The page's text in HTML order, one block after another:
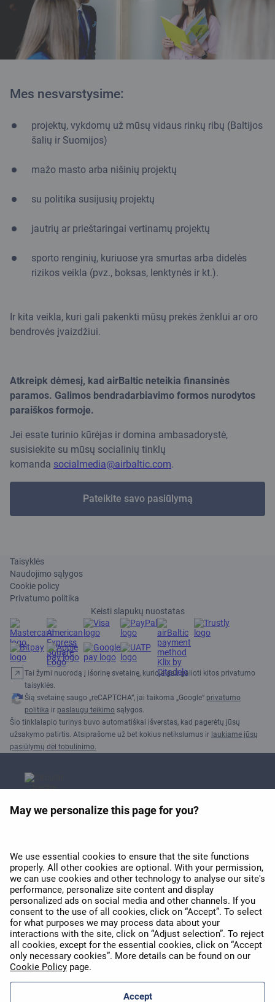
May we personalize this page for you?
We use essential cookies to ensure that the site functions
properly. All other cookies are optional. With your permission,
we can use cookies and other technology to analyse our site's
performance, personalize site content and display
personalized ads on social media and other channels. If you
consent to the use of all cookies, click on “Accept”. To select
for what purposes we may process data about your
interactions with the site, click on “Adjust selection”. To reject
all cookies, except for the essential cookies, click on “Accept
only necessary cookies”. More details can be found on our
Cookie Policy page.
Accept
Mes nesvarstysime:
projektų, vykdomų už mūsų vidaus rinkų ribų (Baltijos
šalių ir Suomijos)
mažo masto arba nišinių projektų
su politika susijusių projektų
jautrių ar prieštaringai vertinamų projektų
sporto renginių, kuriuose yra smurtas arba didelės
rizikos veikla (pvz., boksas, lenktynės ir kt.).
Ir kita veikla, kuri gali pakenkti mūsų prekės ženklui ar oro
bendrovės įvaizdžiui.
Atkreipk dėmesį, kad airBaltic neteikia finansinės
paramos. Galimos bendradarbiavimo formos nurodytos
paraiškos formoje.
Jei esate turinio kūrėjas ir domina ambasadorystė,
susisiekite su mūsų socialinių tinklų
komanda socialmedia@airbaltic.com.
Pateikite savo pasiūlymą
Taisyklės
Naudojimo sąlygos
Cookie policy
Privatumo politika
Keisti slapukų nuostatas
Tai žymi nuorodą į išorinę svetainę, kurioje gali galioti kitos privatumo
taisyklės.
Šią svetainę saugo „reCAPTCHA“, jai taikoma „Google“ privatumo
politika ir paslaugų teikimo sąlygos.
Šio tinklalapio turinys buvo automatiškai išverstas, kad pagerėtų jūsų
užsakymo patirtis. Atsiprašome už bet kokius netikslumus ir laukiame jūsų
pasiūlymų dėl tobulinimo.
geriausią Wi-Fi Europoje
APEX 2026 Five Star Major
Airline Award
2025 m. „Flyers' Choice“